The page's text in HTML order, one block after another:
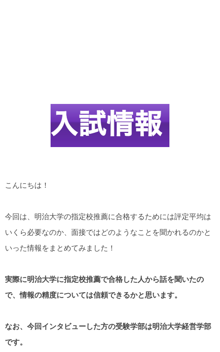
こんにちは！
今回は、明治大学の指定校推薦に合格するためには評定平均は
いくら必要なのか、面接ではどのようなことを聞かれるのかと
いった情報をまとめてみました！
実際に明治大学に指定校推薦で合格した人から話を聞いたの
で、情報の精度については信頼できるかと思います。
なお、今回インタビューした方の受験学部は明治大学経営学部
です。